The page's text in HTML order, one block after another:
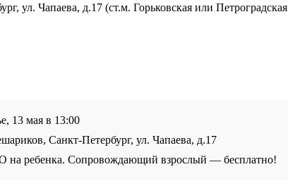
ул. Чапаева, д.17 (ст.м. Горьковская или Петроградская
13 мая в 13:00
Санкт-Петербург, ул. Чапаева, д.17
на ребенка. Сопровождающий взрослый — бесплатно!